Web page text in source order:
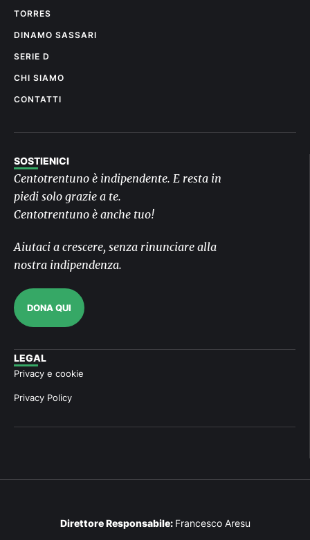
TORRES
DINAMO SASSARI
SERIE D
CHI SIAMO
CONTATTI
SOSTIENICI
Centotrentuno è indipendente. E resta in
piedi solo grazie a te.
Centotrentuno è anche tuo!
Aiutaci a crescere, senza rinunciare alla
nostra indipendenza.
DONA QUI
LEGAL
Privacy e cookie
Privacy Policy
Direttore Responsabile: Francesco Aresu